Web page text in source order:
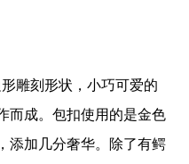
雕刻形状，小巧可爱的
而成。包扣使用的是金色
添加几分奢华。除了有鳄